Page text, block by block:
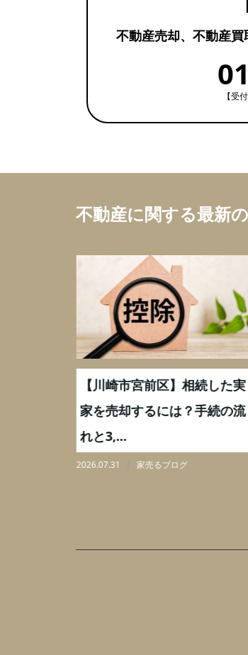
不動産売却、不動産買
【受
不動産に関する最新
【川崎市宮前区】相続した実
家を売却するには？手続の流
れと3,...
2026.07.31 家売るブログ